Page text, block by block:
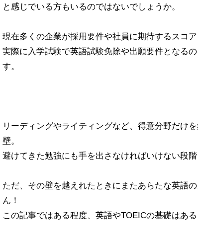
と感じでいる方もいるのではないでしょうか。
現在多くの企業が採用要件や社員に期待するスコア
実際に入学試験で英語試験免除や出願要件となる
す。
リーディングやライティングなど、得意分野だけ
壁。
避けてきた勉強にも手を出さなければいけない段階
ただ、その壁を越えれたときにまたあらたな英語
ん！
この記事ではある程度、英語やTOEICの基礎はあ